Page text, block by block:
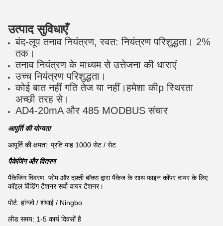
उत्पाद सुविधाएँ
बंद-लूप तनाव नियंत्रण, स्वत: नियंत्रण परिशुद्धता। 2%
तक।
तनाव नियंत्रण के माध्यम से उत्तेजना की धाराएं
उच्च नियंत्रण परिशुद्धता।
कोई बात नहीं गति तेज या नहीं।हमेशा कीp स्थिरता
अच्छी तरह से।
AD4-20mA और 485 MODBUS संचार
आपूर्ति की योग्यता
आपूर्ति की क्षमता: प्रति माह 1000 सेट / सेट
पैकेजिंग और वितरण
पैकेजिंग विवरण: फोम और दफ़्ती बॉक्स द्वारा पैकेज के साथ फाइन कॉपर वायर के लिए
कॉइल विंडिंग टेंशनर सर्वो वायर टेंशनर।
पोर्ट: हांग्जो / शंघाई / Ningbo
लीड समय: 1-5 कार्य दिवसों है